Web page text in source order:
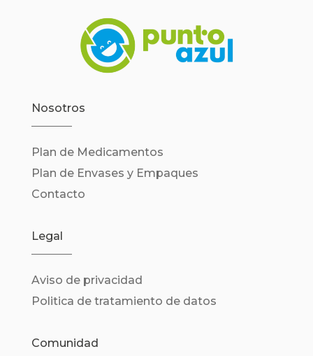
Nosotros
Plan de Medicamentos
Plan de Envases y Empaques
Contacto
Legal
Aviso de privacidad
Politica de tratamiento de datos
Comunidad